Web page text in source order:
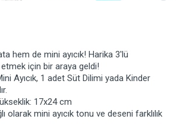
hem de mini ayıcık! Harika 3'lü
için bir araya geldi!
Ayıcık, 1 adet Süt Dilimi yada Kinder
17x24 cm
olarak mini ayıcık tonu ve deseni farklılık